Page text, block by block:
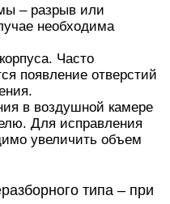
– разрыв или
необходима
Часто
появление отверстий
в воздушной камере
Для исправления
увеличить объем
типа – при